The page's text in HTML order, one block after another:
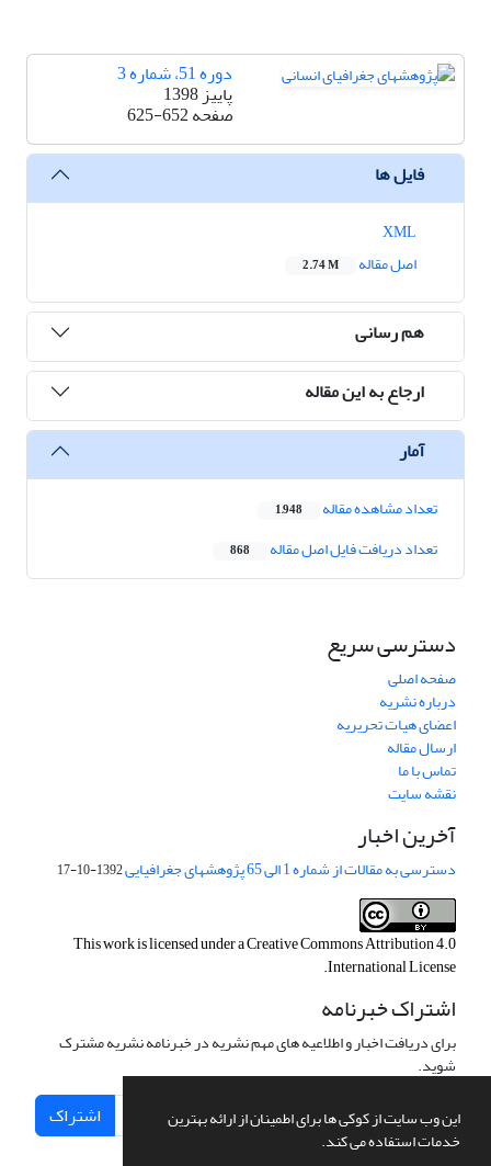
این وب سایت از کوکی ها برای اطمینان از ارائه بهترین
خدمات استفاده می کند.
دوره 51، شماره 3
پاییز 1398
صفحه625-652
فایل ها
اصل مقاله
2.74 M
هم رسانی
ارجاع به این مقاله
آمار
تعداد مشاهده مقاله 1,948
تعداد دریافت فایل اصل مقاله 868
دسترسی سریع
صفحه اصلی
درباره نشریه
اعضای هیات تحریریه
ارسال مقاله
تماس با ما
نقشه سایت
آخرین اخبار
دسترسی به مقالات از شماره 1 الی 65 پژوهشهای جغرافیایی 1392-10-17
This work is licensed under aCreative Commons Attribution 4.0
International License
.
اشتراک خبرنامه
برای دریافت اخبار و اطلاعیه های مهم نشریه در خبرنامه نشریه مشترک
شوید.
اشتراک